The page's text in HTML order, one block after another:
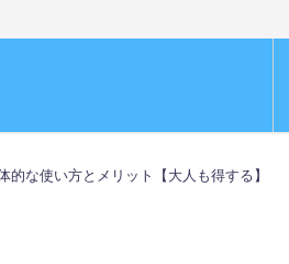
的な使い方とメリット【大人も得する】